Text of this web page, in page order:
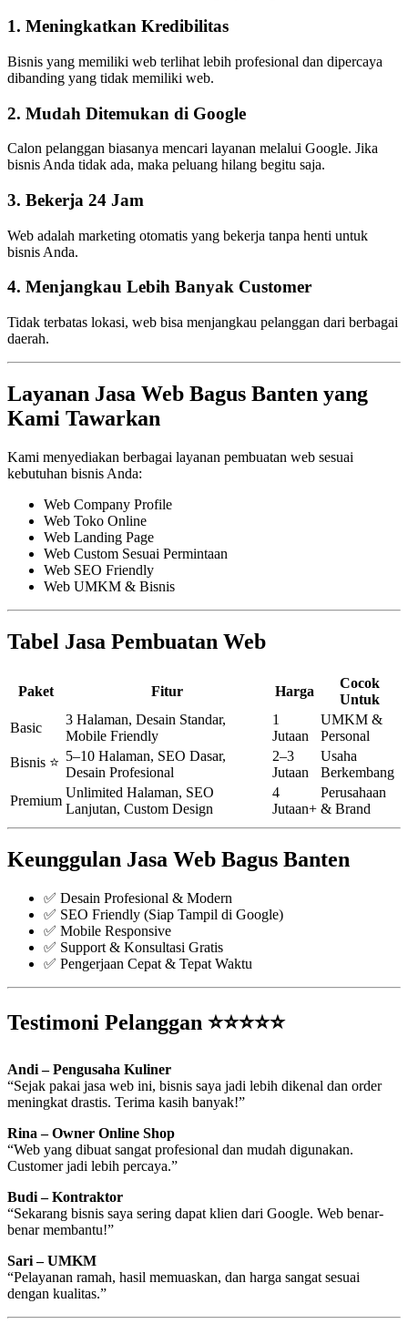
1. Meningkatkan Kredibilitas
Bisnis yang memiliki web terlihat lebih profesional dan dipercaya
dibanding yang tidak memiliki web.
2. Mudah Ditemukan di Google
Calon pelanggan biasanya mencari layanan melalui Google. Jika
bisnis Anda tidak ada, maka peluang hilang begitu saja.
3. Bekerja 24 Jam
Web adalah marketing otomatis yang bekerja tanpa henti untuk
bisnis Anda.
4. Menjangkau Lebih Banyak Customer
Tidak terbatas lokasi, web bisa menjangkau pelanggan dari berbagai
daerah.
Layanan Jasa Web Bagus Banten yang
Kami Tawarkan
Kami menyediakan berbagai layanan pembuatan web sesuai
kebutuhan bisnis Anda:
Web Company Profile
Web Toko Online
Web Landing Page
Web Custom Sesuai Permintaan
Web SEO Friendly
Web UMKM & Bisnis
Tabel Jasa Pembuatan Web
Paket Fitur Harga
Cocok
Untuk
Basic
3 Halaman, Desain Standar,
Mobile Friendly
1
Jutaan
UMKM &
Personal
Bisnis ⭐ 5–10 Halaman, SEO Dasar,
Desain Profesional
2–3
Jutaan
Usaha
Berkembang
Premium
Unlimited Halaman, SEO
Lanjutan, Custom Design
4
Jutaan+
Perusahaan
& Brand
Keunggulan Jasa Web Bagus Banten
✅ Desain Profesional & Modern
✅ SEO Friendly (Siap Tampil di Google)
✅ Mobile Responsive
✅ Support & Konsultasi Gratis
✅ Pengerjaan Cepat & Tepat Waktu
Testimoni Pelanggan ⭐⭐⭐⭐⭐
Andi – Pengusaha Kuliner
“Sejak pakai jasa web ini, bisnis saya jadi lebih dikenal dan order
meningkat drastis. Terima kasih banyak!”
Rina – Owner Online Shop
“Web yang dibuat sangat profesional dan mudah digunakan.
Customer jadi lebih percaya.”
Budi – Kontraktor
“Sekarang bisnis saya sering dapat klien dari Google. Web benar-
benar membantu!”
Sari – UMKM
“Pelayanan ramah, hasil memuaskan, dan harga sangat sesuai
dengan kualitas.”